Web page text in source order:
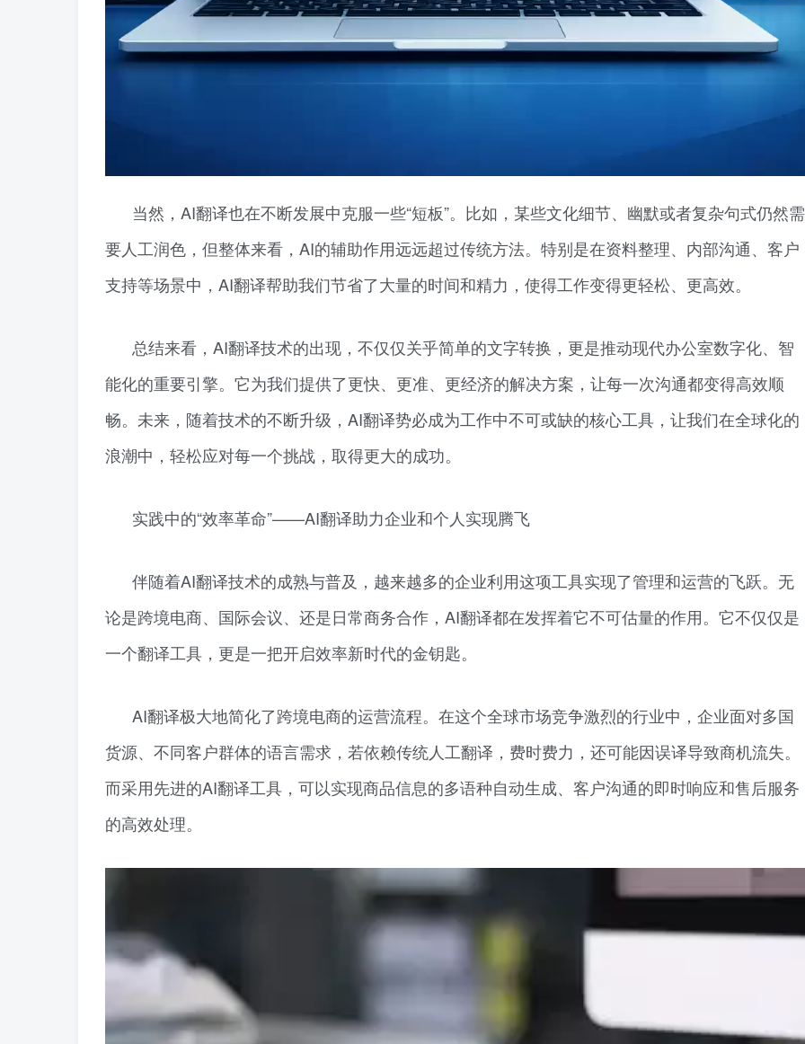
当然，AI翻译也在不断发展中克服一些“短板”。比如，某些文化细节、幽默或者复杂句式仍然需
要人工润色，但整体来看，AI的辅助作用远远超过传统方法。特别是在资料整理、内部沟通、客户
支持等场景中，AI翻译帮助我们节省了大量的时间和精力，使得工作变得更轻松、更高效。
总结来看，AI翻译技术的出现，不仅仅关乎简单的文字转换，更是推动现代办公室数字化、智
能化的重要引擎。它为我们提供了更快、更准、更经济的解决方案，让每一次沟通都变得高效顺
畅。未来，随着技术的不断升级，AI翻译势必成为工作中不可或缺的核心工具，让我们在全球化的
浪潮中，轻松应对每一个挑战，取得更大的成功。
实践中的“效率革命”——AI翻译助力企业和个人实现腾飞
伴随着AI翻译技术的成熟与普及，越来越多的企业利用这项工具实现了管理和运营的飞跃。无
论是跨境电商、国际会议、还是日常商务合作，AI翻译都在发挥着它不可估量的作用。它不仅仅是
一个翻译工具，更是一把开启效率新时代的金钥匙。
AI翻译极大地简化了跨境电商的运营流程。在这个全球市场竞争激烈的行业中，企业面对多国
货源、不同客户群体的语言需求，若依赖传统人工翻译，费时费力，还可能因误译导致商机流失。
而采用先进的AI翻译工具，可以实现商品信息的多语种自动生成、客户沟通的即时响应和售后服务
的高效处理。